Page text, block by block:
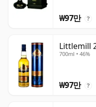
₩97만 ?
Littlemill
700ml • 46%
₩97만 ?